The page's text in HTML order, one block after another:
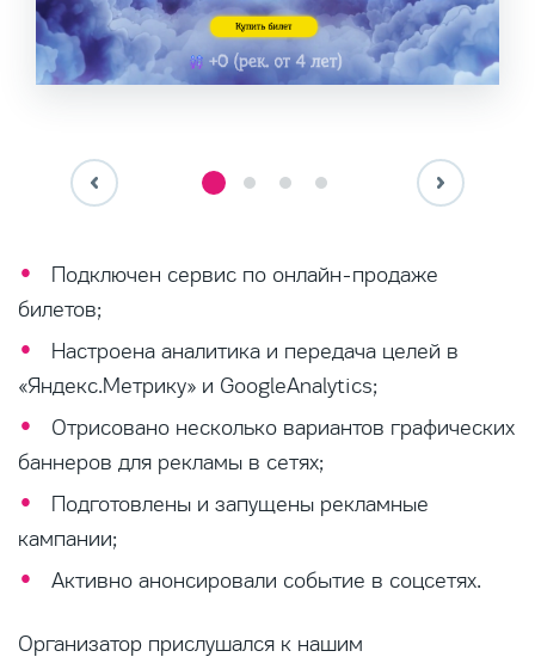
Подключен сервис по онлайн-продаже
билетов;
Настроена аналитика и передача целей в
«Яндекс.Метрику» и GoogleAnalytics;
Отрисовано несколько вариантов графических
баннеров для рекламы в сетях;
Подготовлены и запущены рекламные
кампании;
Активно анонсировали событие в соцсетях.
Организатор прислушался к нашим